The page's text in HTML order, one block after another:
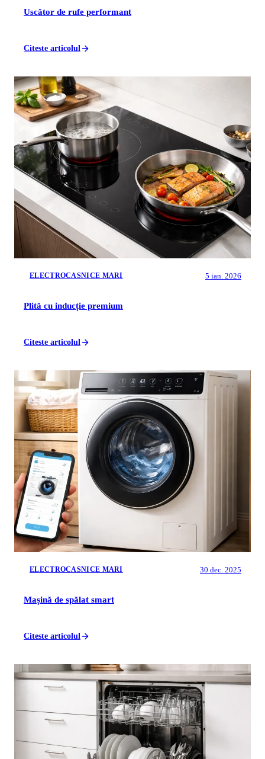
Uscător de rufe performant
Citeste articolul
ELECTROCASNICE MARI 5 ian. 2026
Plită cu inducție premium
Citeste articolul
ELECTROCASNICE MARI 30 dec. 2025
Mașină de spălat smart
Citeste articolul